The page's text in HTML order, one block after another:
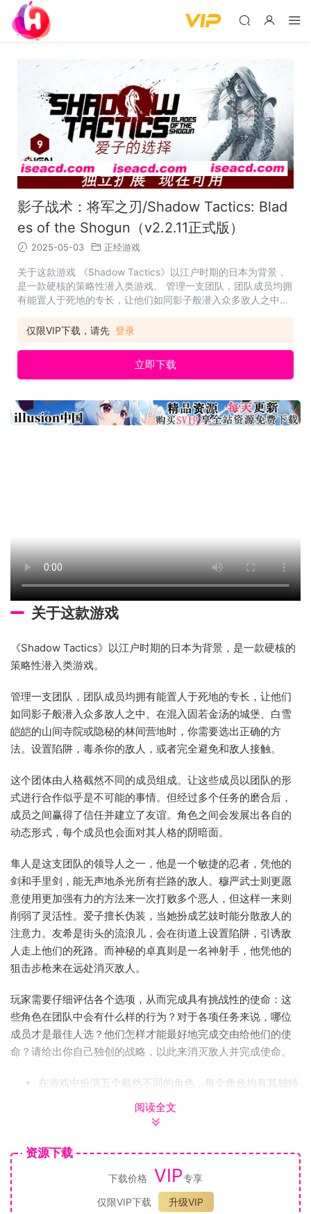
影子战术：将军之刃/Shadow Tactics: Blad
es of the Shogun（v2.2.11正式版）
2025-05-03 正经游戏
关于这款游戏 《Shadow Tactics》以江户时期的日本为背景，
是一款硬核的策略性潜入类游戏。 管理一支团队，团队成员均拥
有能置人于死地的专长，让他们如同影子般潜入众多敌人之中。
时，你需要选出正确的方法。设置陷阱，毒杀你的敌人，或者完
仅限VIP下载，请先 登录
立即下载
关于这款游戏
《Shadow Tactics》以江户时期的日本为背景，是一款硬核的
策略性潜入类游戏。
管理一支团队，团队成员均拥有能置人于死地的专长，让他们
如同影子般潜入众多敌人之中。在混入固若金汤的城堡、白雪
皑皑的山间寺院或隐秘的林间营地时，你需要选出正确的方
法。设置陷阱，毒杀你的敌人，或者完全避免和敌人接触。
这个团体由人格截然不同的成员组成。让这些成员以团队的形
式进行合作似乎是不可能的事情。但经过多个任务的磨合后，
成员之间赢得了信任并建立了友谊。角色之间会发展出各自的
动态形式，每个成员也会面对其人格的阴暗面。
隼人是这支团队的领导人之一，他是一个敏捷的忍者，凭他的
剑和手里剑，能无声地杀光所有拦路的敌人。穆严武士则更愿
意使用更加强有力的方法来一次打败多个恶人，但这样一来则
削弱了灵活性。爱子擅长伪装，当她扮成艺妓时能分散敌人的
注意力。友希是街头的流浪儿，会在街道上设置陷阱，引诱敌
人走上他们的死路。而神秘的卓真则是一名神射手，他凭他的
狙击步枪来在远处消灭敌人。
玩家需要仔细评估各个选项，从而完成具有挑战性的使命：这
些角色在团队中会有什么样的行为？对于各项任务来说，哪位
成员才是最佳人选？他们怎样才能最好地完成交由给他们的使
命？请给出你自己独创的战略，以此来消灭敌人并完成使命。
在游戏中扮演五个截然不同的角色，每个角色均有其独特
征服看上去无法完成的挑战，比如单人对战十人
在各个屋顶间跳跃，攀登大型建筑，从而在上面的位置攻
探索日本幕府时期古老而美丽的环境
有三个难度等级，你可以选择与你的技能相匹配的难度等
阅读全文
资源下载
下载价格 VIP专享
仅限VIP下载
升级VIP